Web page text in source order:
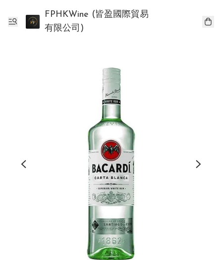
FPHKWine (皆盈國際貿易
有限公司)